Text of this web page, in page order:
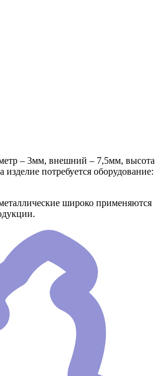
– 3мм, внешний – 7,5мм, высота
потребуется оборудование:
широко применяются